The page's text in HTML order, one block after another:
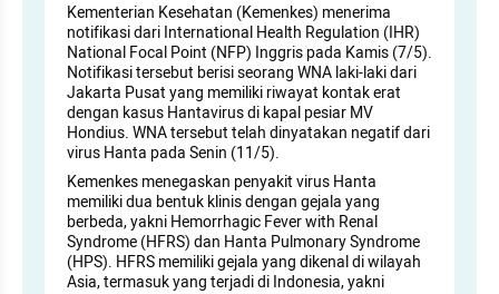
Kementerian Kesehatan (Kemenkes) menerima
notifikasi dari International Health Regulation (IHR)
National Focal Point (NFP) Inggris pada Kamis (7/5).
Notifikasi tersebut berisi seorang WNA laki-laki dari
Jakarta Pusat yang memiliki riwayat kontak erat
dengan kasus Hantavirus di kapal pesiar MV
Hondius. WNA tersebut telah dinyatakan negatif dari
virus Hanta pada Senin (11/5).
Kemenkes menegaskan penyakit virus Hanta
memiliki dua bentuk klinis dengan gejala yang
berbeda, yakni Hemorrhagic Fever with Renal
Syndrome (HFRS) dan Hanta Pulmonary Syndrome
(HPS). HFRS memiliki gejala yang dikenal di wilayah
Asia, termasuk yang terjadi di Indonesia, yakni